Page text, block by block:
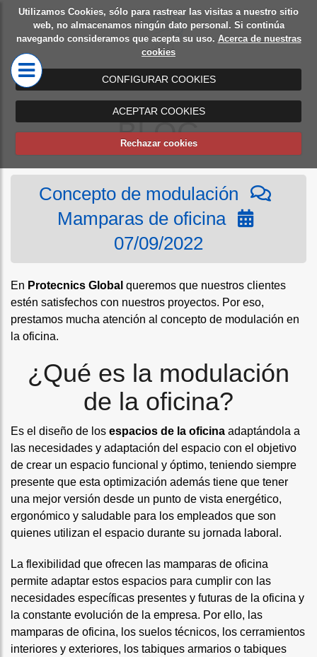
Utilizamos Cookies, sólo para rastrear las visitas a nuestro sitio
web, no almacenamos ningún dato personal. Si continúa
navegando consideramos que acepta su uso. Acerca de nuestras
cookies
CONFIGURAR COOKIES
ACEPTAR COOKIES
Rechazar cookies
Diseño
de
oficinas
Mamparas
de oficina
BLOG
Concepto de modulación
Mamparas de oficina
07/09/2022
En Protecnics Global queremos que nuestros clientes
estén satisfechos con nuestros proyectos. Por eso,
prestamos mucha atención al concepto de modulación en
la oficina.
¿Qué es la modulación
de la oficina?
Es el diseño de los espacios de la oficina adaptándola a
las necesidades y adaptación del espacio con el objetivo
de crear un espacio funcional y óptimo, teniendo siempre
presente que esta optimización además tiene que tener
una mejor versión desde un punto de vista energético,
ergonómico y saludable para los empleados que son
quienes utilizan el espacio durante su jornada laboral.
La flexibilidad que ofrecen las mamparas de oficina
permite adaptar estos espacios para cumplir con las
necesidades específicas presentes y futuras de la oficina y
la constante evolución de la empresa. Por ello, las
mamparas de oficina, los suelos técnicos, los cerramientos
interiores y exteriores, los tabiques armarios o tabiques